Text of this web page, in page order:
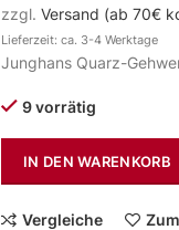
zzgl. Versand (ab 70€
Lieferzeit: ca. 3-4 Werktage
Junghans Quarz-
9 vorrätig
IN DEN WARENKORB
Vergleiche